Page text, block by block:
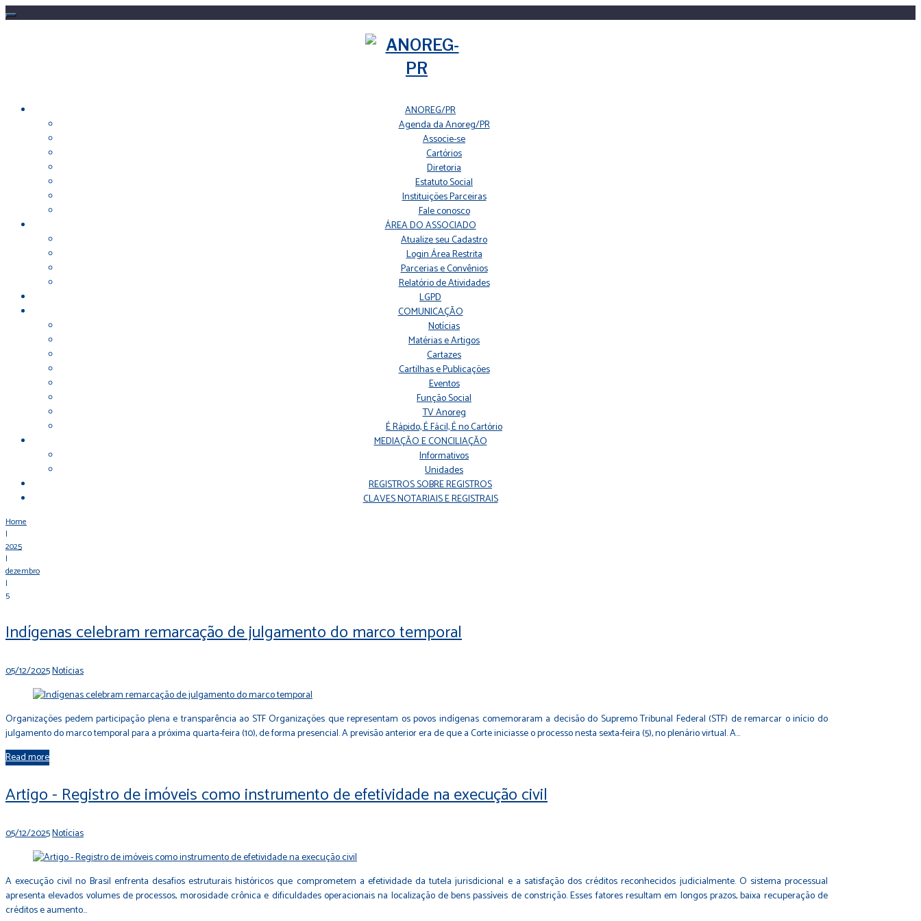
ANOREG/PR
Agenda da Anoreg/PR
Associe-se
Cartórios
Diretoria
Estatuto Social
Instituições Parceiras
Fale conosco
ÁREA DO ASSOCIADO
Atualize seu Cadastro
Login Área Restrita
Parcerias e Convênios
Relatório de Atividades
LGPD
COMUNICAÇÃO
Notícias
Matérias e Artigos
Cartazes
Cartilhas e Publicações
Eventos
Função Social
TV Anoreg
É Rápido, É Fácil, É no Cartório
MEDIAÇÃO E CONCILIAÇÃO
Informativos
Unidades
REGISTROS SOBRE REGISTROS
CLAVES NOTARIAIS E REGISTRAIS
Home
|
2025
|
dezembro
|
5
Indígenas celebram remarcação de julgamento do marco temporal
05/12/2025Notícias
Organizações pedem participação plena e transparência ao STF Organizações que representam os povos indígenas comemoraram a decisão do Supremo Tribunal Federal (STF) de remarcar o início do
julgamento do marco temporal para a próxima quarta-feira (10), de forma presencial. A previsão anterior era de que a Corte iniciasse o processo nesta sexta-feira (5), no plenário virtual. A…
Read more
Artigo - Registro de imóveis como instrumento de efetividade na execução civil
05/12/2025Notícias
A execução civil no Brasil enfrenta desafios estruturais históricos que comprometem a efetividade da tutela jurisdicional e a satisfação dos créditos reconhecidos judicialmente. O sistema processual
apresenta elevados volumes de processos, morosidade crônica e dificuldades operacionais na localização de bens passíveis de constrição. Esses fatores resultam em longos prazos, baixa recuperação de
créditos e aumento…